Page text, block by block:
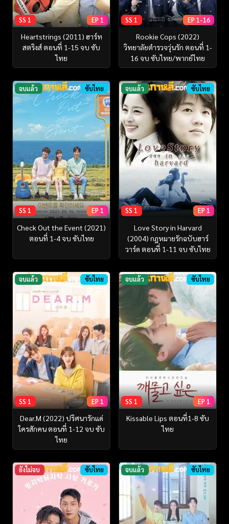
SS 1 EP 1
Heartstrings (2011) ฮาร์ท
สตริงส์ ตอนที่ 1-15 จบ ซับ
ไทย
SS 1 EP 1-16
Rookie Cops (2022)
วิทยาลัยตำรวจวุ่นรัก ตอนที่ 1-
16 จบ ซับไทย/พากย์ไทย
จบแล้ว ซับไทย
SS 1 EP 1
Check Out the Event (2021)
ตอนที่ 1-4 จบ ซับไทย
จบแล้ว ซับไทย
SS 1 EP 1
Love Story in Harvard
(2004) กฎหมายรักฉบับฮาร์
วาร์ด ตอนที่ 1-11 จบ ซับไทย
จบแล้ว ซับไทย
SS 1 EP 1
Dear.M (2022) ปริศนารักแด่
ใครสักคน ตอนที่ 1-12 จบ ซับ
ไทย
จบแล้ว ซับไทย
SS 1 EP 1
Kissable Lips ตอนที่1-8 ซับ
ไทย
ยังไม่จบ ซับไทย จบแล้ว ซับไทย